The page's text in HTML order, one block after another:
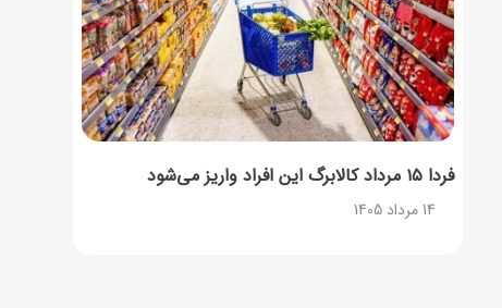
فردا ۱۵ مرداد کالابرگ این افراد واریز می‌شود
14 مرداد 1405